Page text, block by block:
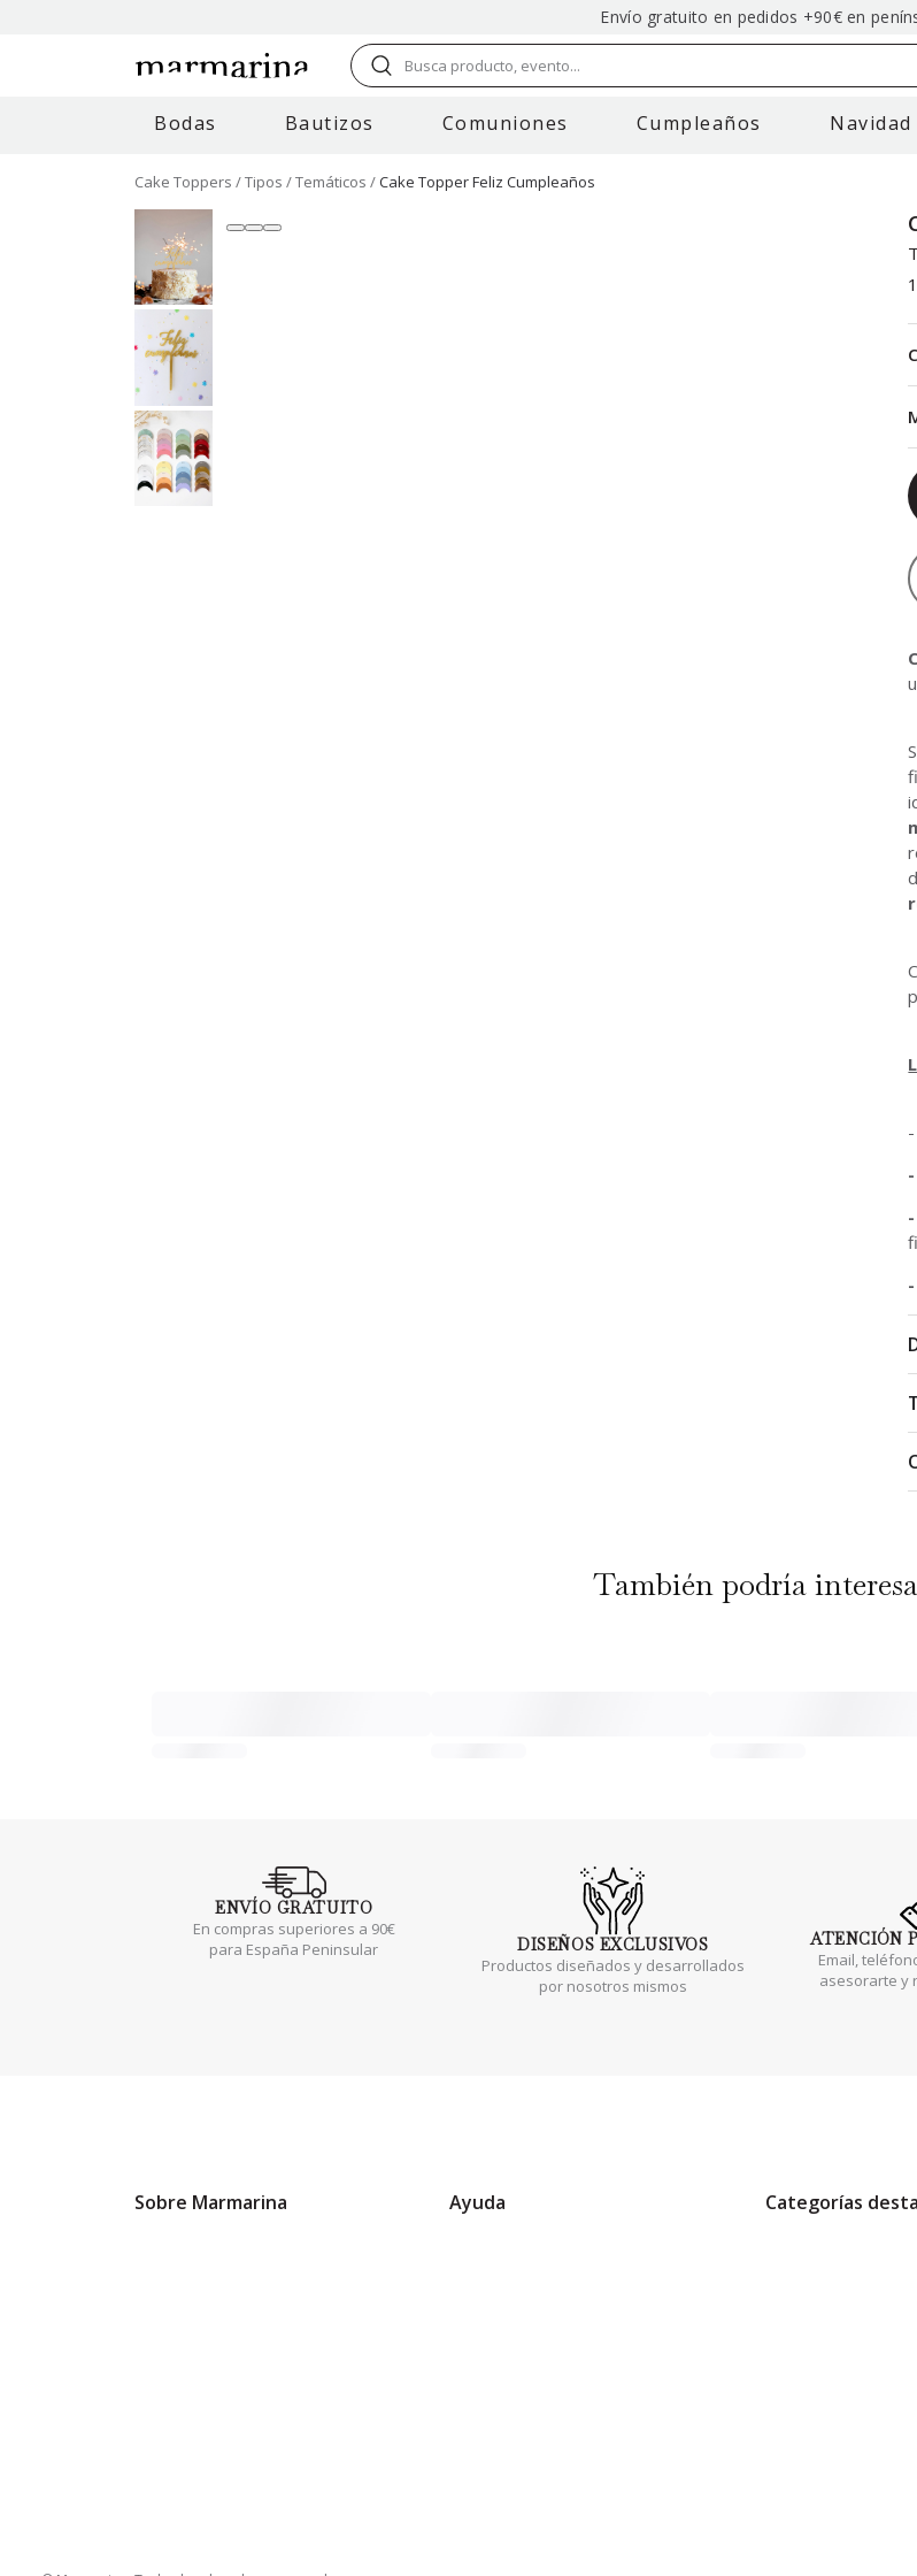
Envío gratuito en pedidos +90€ en
Busca producto, evento...
Bodas Bautizos Comuniones Cumpleaños Navidad
Cake Toppers Tipos Temáticos Cake Topper Feliz Cumpleaños
-
-
-
También podría
ENVÍO GRATUITO
En compras superiores a 90€
para España Peninsular
DISEÑOS EXCLUSIVOS
Productos diseñados y desarrollados
por nosotros mismos
ATENCIÓN
Email,
asesorarte y
Sobre Marmarina Ayuda Categorías